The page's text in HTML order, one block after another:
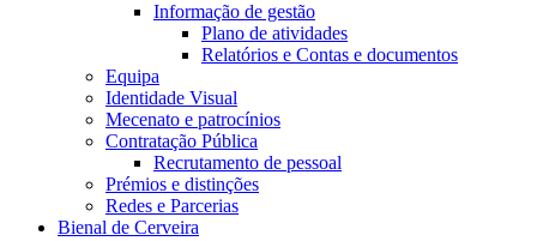
Informação de gestão
Plano de atividades
Relatórios e Contas e documentos
Equipa
Identidade Visual
Mecenato e patrocínios
Contratação Pública
Recrutamento de pessoal
Prémios e distinções
Redes e Parcerias
Bienal de Cerveira